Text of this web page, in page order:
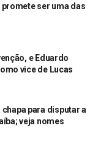
ser uma das
e Eduardo
vice de Lucas
para disputar a
veja nomes